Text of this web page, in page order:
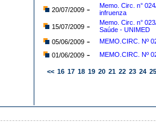
20/07/2009-
Memo. Circ. n°
infruenza
15/07/2009-
Memo. Circ. n°
Saúde - UNIMED
05/06/2009-
MEMO.CIRC. Nº
01/06/2009- MEMO.CIRC. Nº
<< 16 17 18 19 20 21 22 23 24 25